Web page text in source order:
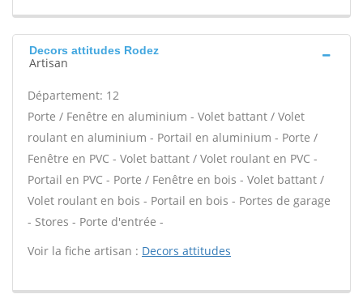
Decors attitudes Rodez
Artisan
Département: 12
Porte / Fenêtre en aluminium - Volet battant / Volet
roulant en aluminium - Portail en aluminium - Porte /
Fenêtre en PVC - Volet battant / Volet roulant en PVC -
Portail en PVC - Porte / Fenêtre en bois - Volet battant /
Volet roulant en bois - Portail en bois - Portes de garage
- Stores - Porte d'entrée -
Voir la fiche artisan : Decors attitudes